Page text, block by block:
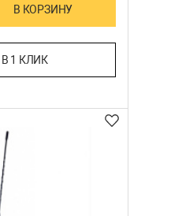
В КОРЗИНУ
1 КЛИК